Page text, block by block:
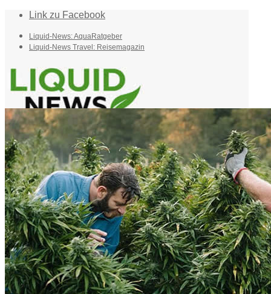
Link zu Facebook
Liquid-News: AquaRatgeber
Liquid-News Travel: Reisemagazin
Home
Suche
Menü Menü